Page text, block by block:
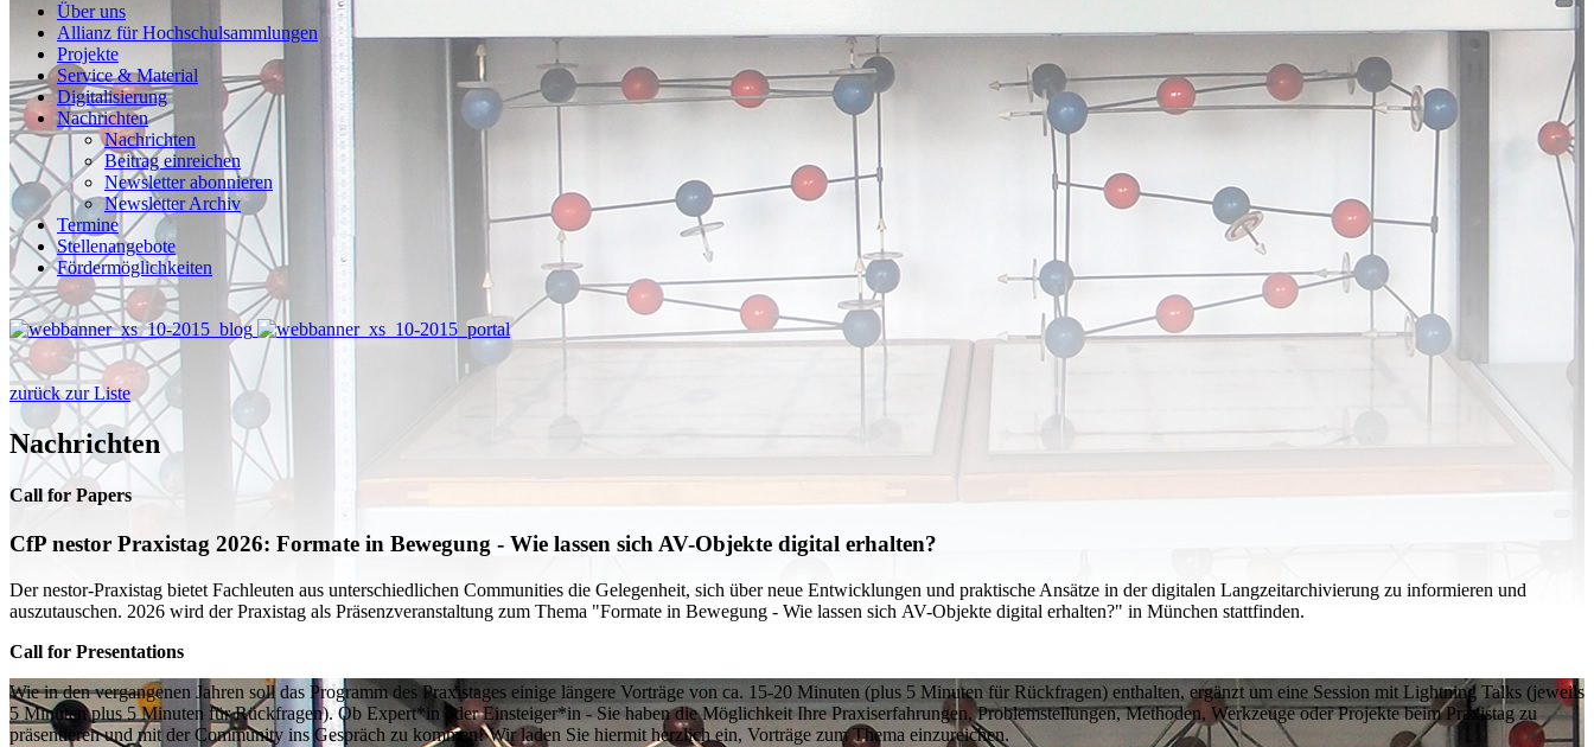
Über uns
Allianz für Hochschulsammlungen
Projekte
Service & Material
Digitalisierung
Nachrichten
Nachrichten
Beitrag einreichen
Newsletter abonnieren
Newsletter Archiv
Termine
Stellenangebote
Fördermöglichkeiten
zurück zur Liste
Nachrichten
Call for Papers
CfP nestor Praxistag 2026: Formate in Bewegung - Wie lassen sich AV-Objekte digital erhalten?
Dernestor-Praxistag bietet Fachleuten aus unterschiedlichen Communities die Gelegenheit, sich über neue Entwicklungen und praktische Ansätze in der digitalen Langzeitarchivierung zu informieren und
auszutauschen. 2026 wird der Praxistag als Präsenzveranstaltung zum Thema "Formate in Bewegung - Wie lassen sich AV-Objekte digital erhalten?" in München stattfinden.
Call for Presentations
Wie in den vergangenen Jahren soll das Programm des Praxistages einige längere Vorträge von ca. 15-20 Minuten (plus 5 Minuten für Rückfragen) enthalten, ergänzt um eine Session mit Lightning Talks (jeweils
5 Minuten plus 5 Minuten für Rückfragen). Ob Expert*in oder Einsteiger*in - Sie haben die Möglichkeit Ihre Praxiserfahrungen, Problemstellungen, Methoden, Werkzeuge oder Projekte beim Praxistag zu
präsentieren und mit der Community ins Gespräch zu kommen! Wir laden Sie hiermit herzlich ein, Vorträge zum Thema einzureichen.